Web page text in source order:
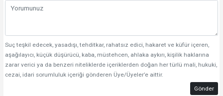
Suç teşkil edecek, yasadışı, tehditkar, rahatsız edici, hakaret ve küfür içeren,
aşağılayıcı, küçük düşürücü, kaba, müstehcen, ahlaka aykırı, kişilik haklarına
zarar verici ya da benzeri niteliklerde içeriklerden doğan her türlü mali, hukuki,
cezai, idari sorumluluk içeriği gönderen Üye/Üyeler’e aittir.
Gönder